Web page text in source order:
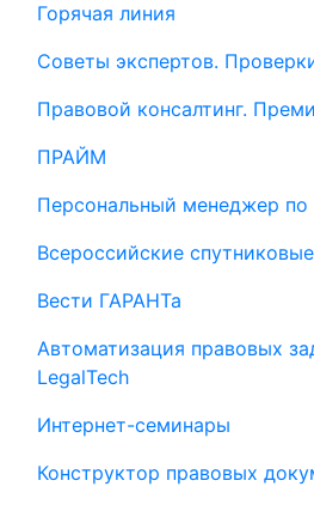
Горячая линия
Советы экспертов.
Правовой консалтинг.
ПРАЙМ
Персональный менеджер
Всероссийские
Вести ГАРАНТа
Автоматизация правовых
LegalTech
Интернет-семинары
Конструктор правовых